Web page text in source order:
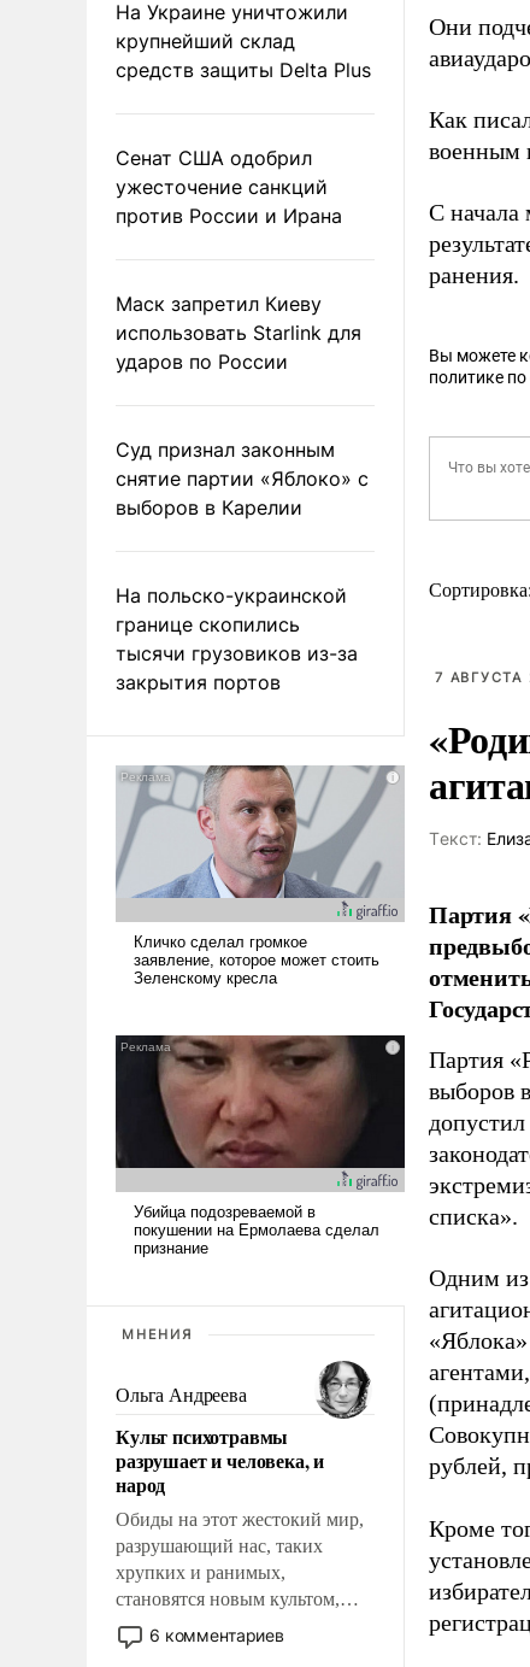
На Украине уничтожили
крупнейший склад
средств защиты Delta Plus
Сенат США одобрил
ужесточение санкций
против России и Ирана
Маск запретил Киеву
использовать Starlink для
ударов по России
Суд признал законным
снятие партии «Яблоко» с
выборов в Карелии
На польско-украинской
границе скопились
тысячи грузовиков из-за
закрытия портов
МНЕНИЯ
Ольга Андреева
Культ психотравмы
разрушает и человека, и
народ
Обиды на этот жестокий мир,
разрушающий нас, таких
хрупких и ранимых,
становятся новым культом,
постепенно вытесняя и
отменяя традиционное
6 комментариев
Они
Как
военным
С начала
ранения.
Вы можете
политике
Сортировка:
7 АВГУСТА
Tекст:
Партия
Партия
выборов
списка».
Одним из
рублей,
Кроме